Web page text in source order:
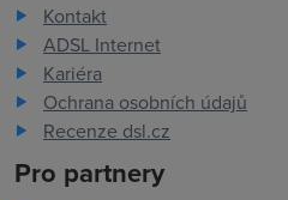
Kontakt
ADSL Internet
Kariéra
Ochrana osobních údajů
Recenze dsl.cz
Pro partnery